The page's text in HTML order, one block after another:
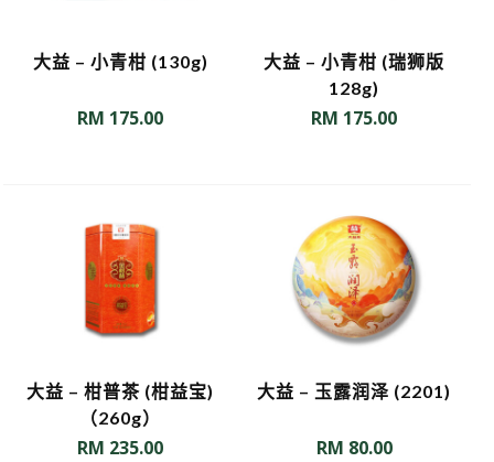
大益 – 小青柑 (130g)
RM 175.00
大益 – 小青柑 (瑞狮版
128g)
RM 175.00
大益 – 柑普茶 (柑益宝)
（260g）
RM 235.00
大益 – 玉露润泽 (2201)
RM 80.00